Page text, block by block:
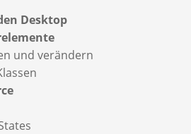
Desktop
und verändern